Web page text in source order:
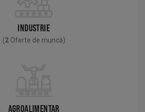
INDUSTRIE
(2 Oferte de muncă)
AGROALIMENTAR